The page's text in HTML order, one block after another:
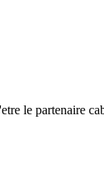
le partenaire